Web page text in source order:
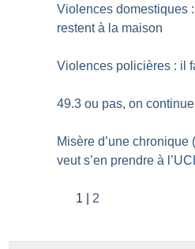
Violences domestiques
restent à la maison
Violences policières : il
49.3 ou pas, on
Misère d’une
veut s’en prendre à
1 2